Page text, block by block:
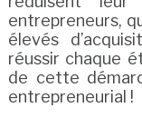
entrepreneurs,
élevés
réussir chaque
de cette
entrepreneurial !